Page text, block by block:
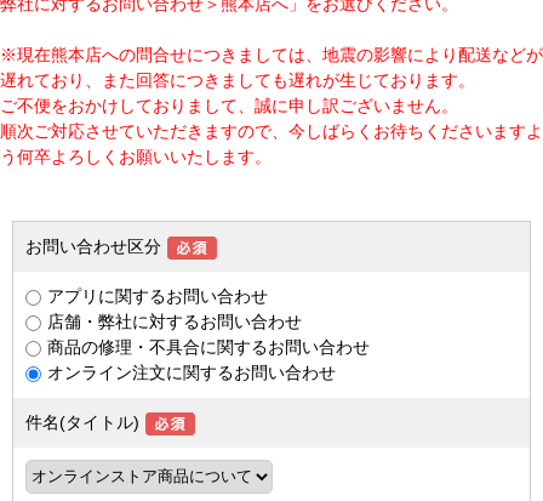
※現在熊本店への問合せにつきましては、地震の影響により配送などが
遅れており、また回答につきましても遅れが生じております。
ご不便をおかけしておりまして、誠に申し訳ございません。
順次ご対応させていただきますので、今しばらくお待ちくださいますよ
う何卒よろしくお願いいたします。
お問い合わせ区分
アプリに関するお問い合わせ
店舗・弊社に対するお問い合わせ
商品の修理・不具合に関するお問い合わせ
オンライン注文に関するお問い合わせ
件名(タイトル)